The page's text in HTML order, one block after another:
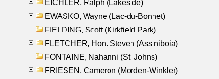
EICHLER, Ralph (Lakeside)
EWASKO, Wayne (Lac-du-Bonnet)
FIELDING, Scott (Kirkfield Park)
FLETCHER, Hon. Steven (Assiniboia)
FONTAINE, Nahanni (St. Johns)
FRIESEN, Cameron (Morden-Winkler)